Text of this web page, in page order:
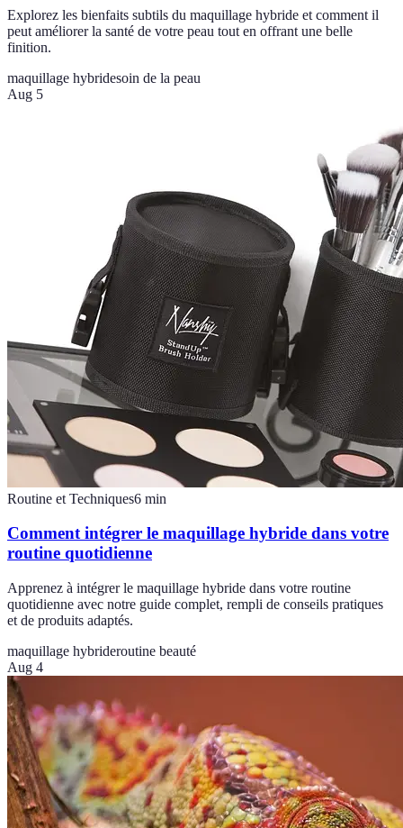
Explorez les bienfaits subtils du maquillage hybride et comment il
peut améliorer la santé de votre peau tout en offrant une belle
finition.
maquillage hybridesoin de la peau
Aug 5
Routine et Techniques6 min
Comment intégrer le maquillage hybride dans votre
routine quotidienne
Apprenez à intégrer le maquillage hybride dans votre routine
quotidienne avec notre guide complet, rempli de conseils pratiques
et de produits adaptés.
maquillage hybrideroutine beauté
Aug 4